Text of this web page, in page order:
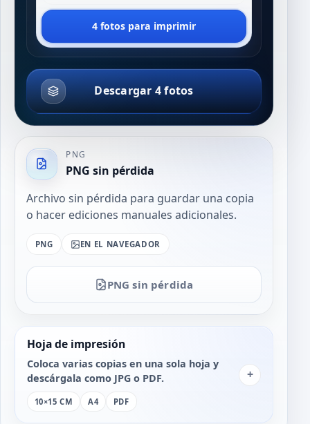
4 fotos para imprimir
Descargar 4 fotos
PNG
PNG sin pérdida
Archivo sin pérdida para guardar una copia
o hacer ediciones manuales adicionales.
PNG EN EL NAVEGADOR
PNG sin pérdida
Hoja de impresión
Coloca varias copias en una sola hoja y
descárgala como JPG o PDF.
10×15 CM A4 PDF
+